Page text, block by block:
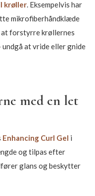
krøller. Eksempelvis har
mikrofiberhåndklæde
at forstyrre krøllernes
at vride eller gnide
med en let
Enhancing Curl Gel i
og tilpas efter
glans og beskytter